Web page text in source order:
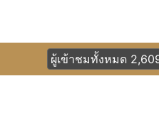
ผู้เข้าชมทั้งหมด